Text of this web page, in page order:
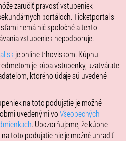
zaručiť pravosť vstupeniek
portáloch. Ticketportal s
nemá nič spoločné a tento
vstupeniek nepodporuje.
je online trhoviskom. Kúpnu
je kúpa vstupenky, uzatvárate
ktorého údaje sú uvedené
na toto podujatie je možné
uvedenými voVšeobecných
. Upozorňujeme, že kúpne
toto podujatie nie je možné uhradiť